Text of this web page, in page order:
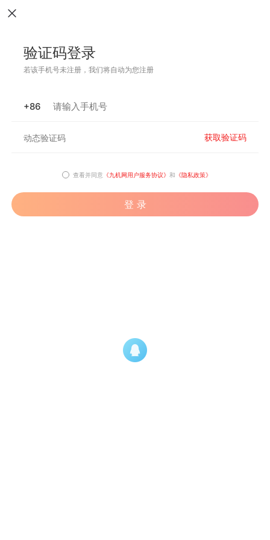
验证码登录
若该手机号未注册，我们将自动为您注册
+86
获取验证码
查看并同意 《九机网用户服务协议》 和 《隐私政策》
登 录